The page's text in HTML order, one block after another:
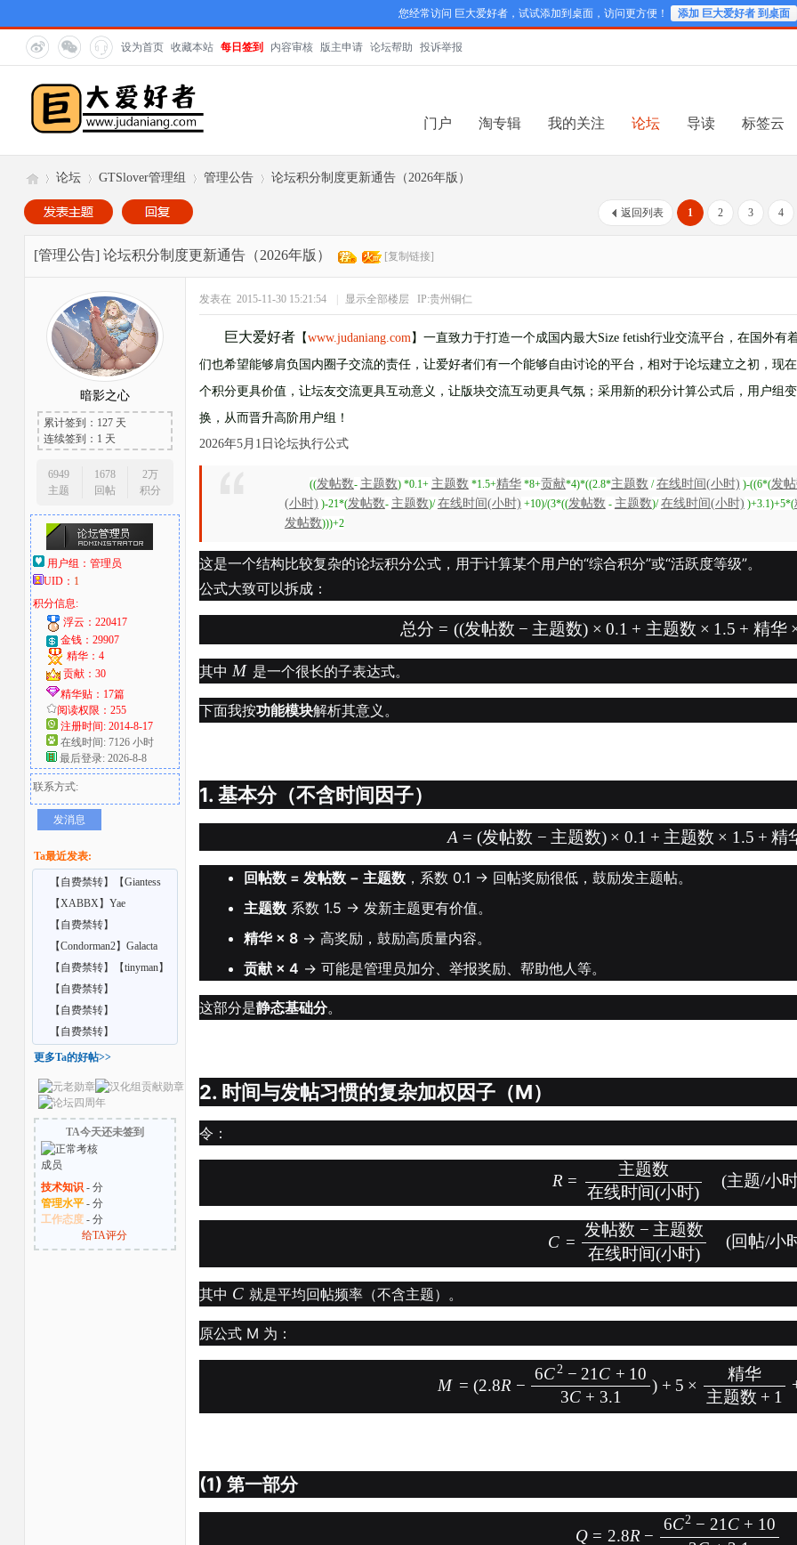
您经常访问 巨大爱好者，试试添加到桌面，访问更方便！ 添加 巨大爱好者 到桌面
设为首页 收藏本站 每日签到 内容审核 版主申请 论坛帮助 投诉举报
门户 淘专辑 我的关注 论坛 导读 标签云
巨
爱
好
»
论坛
›
GTSlover管理组
›
管理公告
›
论坛积分制度更新通告（2026年版）
1 2 3 4
返回列表
[管理公告] 论坛积分制度更新通告（2026年版） [复制链接]
暗影之心
累计签到：127 天
连续签到：1 天
6949
主题
1678
回帖
2万
积分
用户组： 管理员
UID： 1
积分信息:
浮云：220417
金钱：29907
精华：4
贡献：30
精华贴：17篇
阅读权限：255
注册时间: 2014-8-17
在线时间: 7126 小时
最后登录: 2026-8-8
联系方式:
发消息
Ta最近发表:
【自费禁转】【Giantess
Shrinking Feet】A
【XABBX】Yae
Confidential training
【自费禁转】
【Vrgiantess】Your school
【Condorman2】Galacta
【自费禁转】【tinyman】
Ep9 extra – Lurk
【自费禁转】
【Big69bIG69】Too Tall to
【自费禁转】
【Endlessrain0110】Goblin
Me
【自费禁转】
【AdultingX】Giantess Feet
更多Ta的好帖>>
TA今天还未签到
技术知识- 分
管理水平- 分
工作态度- 分
给TA评分
发表在 2015-11-30 15:21:54 显示全部楼层 IP:贵州铜仁
巨大爱好者【www.judaniang.com】一直致力于打造一个成国内最大Size fetish行业交流平台，在国外有
们也希望能够肩负国内圈子交流的责任，让爱好者们有一个能够自由讨论的平台，相对于论坛建立之初，现
个积分更具价值，让坛友交流更具互动意义，让版块交流互动更具气氛；采用新的积分计算公式后，用户组
换，从而晋升高阶用户组！
2026年5月1日论坛执行公式
((发帖数- 主题数) *0.1+ 主题数 *1.5+精华*8+贡献*4)*((2.8*主题数 /在线时间(小时) )-((6*(发
(小时) )-21*(发帖数- 主题数)/在线时间(小时) +10)/(3*((发帖数 - 主题数)/在线时间(小时) )+3.1)+5*(
发帖数)))+2
这是一个结构比较复杂的论坛积分公式，用于计算某个用户的“综合积分”或“活跃度等级”。
公式大致可以拆成：
总分 = ((发帖数 − 主题数) × 0.1 + 主题数 × 1.5 + 精华
其中 M 是一个很长的子表达式。
下面我按功能模块解析其意义。
1. 基本分（不含时间因子）
A = (发帖数 − 主题数) × 0.1 + 主题数 × 1.5 + 精
回帖数 = 发帖数 − 主题数，系数 0.1 → 回帖奖励很低，鼓励发主题帖。
主题数系数 1.5 → 发新主题更有价值。
精华 × 8→ 高奖励，鼓励高质量内容。
贡献 × 4 → 可能是管理员加分、举报奖励、帮助他人等。
这部分是静态基础分。
2. 时间与发帖习惯的复杂加权因子（M）
令：
R =
在线时间(小时)
主题数
(主题/小
C =
在线时间(小时)
发帖数 − 主题数
(回帖/小
其中 C 就是平均回帖频率（不含主题）。
原公式 M 为：
M = (2.8R −
3C + 3.1
6C 2 − 21 C + 10
) + 5 ×
主题数 + 1
精华
(1) 第一部分
Q = 2.8R −
6C2 − 21 C + 10